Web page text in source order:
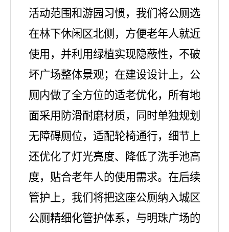
活动范围和游园习惯，我们将公厕选
在林下休闲区北侧，方便老年人就近
使用， 并利用绿植实现隐蔽性，不破
坏广场整体景观；在建设设计上，公
厕内做了全方位的适老优化，所有地
面采用防滑耐磨材质，同时单独规划
无障碍厕位，适配轮椅通行，细节上
还优化了灯光亮度、降低了洗手池高
度，贴合老年人的使用需求。在后续
管护上，我们将把这座公厕纳入城区
公厕精细化管护体系，与明珠广场的